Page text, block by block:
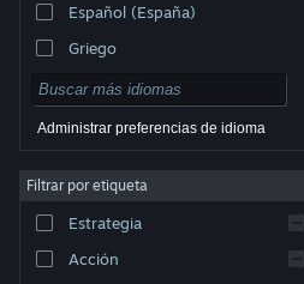
© Valve Corporation. Todos los derechos reservados.
Todas las marcas registradas pertenecen a sus
de Privacidad|Información legal
Acuerdo de Suscriptor a Steam
Cookies
Español (España)
Griego
Administrar preferencias de idioma
Filtrar por etiqueta
Estrategia
Acción